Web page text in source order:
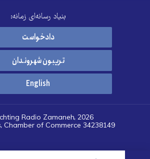
بنیاد رسانه‌ای زمانه:
دادخواست
تریبون شهروندان
English
Radio Zamaneh, 2026
Chamber of Commerce 34238149